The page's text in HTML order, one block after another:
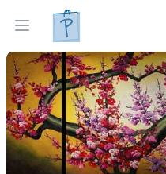
Open menu
Gleznas Izveleties pec interjera